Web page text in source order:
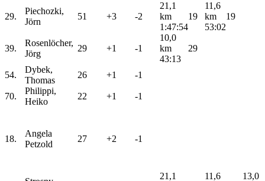
29.
Piechozki,
Jörn
51 +3 -2
21,1
km
1:47:54
19
11,6
km
53:02
19
39.
Rosenlöcher,
Jörg
29 +1 -1
10,0
km
43:13
29
54.
Dybek,
Thomas
26 +1 -1
70.
Philippi,
Heiko
22 +1 -1
18.
Angela
Petzold
27 +2 -1
21,1 11,6 13,0